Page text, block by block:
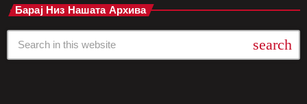
Барај Низ Нашата Архива
search